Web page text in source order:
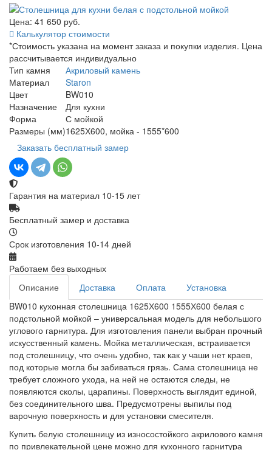
Цена: 41 650 руб.
Калькулятор стоимости
*Стоимость указана на момент заказа и покупки изделия. Цена
рассчитывается индивидуально
Тип камня
Акриловый камень
Материал
Staron
Цвет
BW010
Назначение
Для кухни
Форма
С мойкой
Размеры (мм)1625Х600, мойка - 1555*600
Заказать бесплатный замер
Гарантия на материал 10-15 лет
Бесплатный замер и доставка
Срок изготовления 10-14 дней
Работаем без выходных
Описание
Доставка Оплата
Установка
BW010 кухонная столешница 1625Х600 1555Х600 белая с
подстольной мойкой – универсальная модель для небольшого
углового гарнитура. Для изготовления панели выбран прочный
искусственный камень. Мойка металлическая, встраивается
под столешницу, что очень удобно, так как у чаши нет краев,
под которые могла бы забиваться грязь. Сама столешница не
требует сложного ухода, на ней не остаются следы, не
появляются сколы, царапины. Поверхность выглядит единой,
без соединительного шва. Предусмотрены выпилы под
варочную поверхность и для установки смесителя.
Купить белую столешницу из износостойкого акрилового камня
по привлекательной цене можно для кухонного гарнитура